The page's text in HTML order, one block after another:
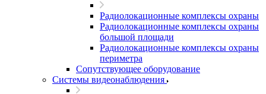
Радиолокационные комплексы охраны
Радиолокационные комплексы охраны
большой площади
Радиолокационные комплексы охраны
периметра
Сопутствующее оборудование
Системы видеонаблюдения